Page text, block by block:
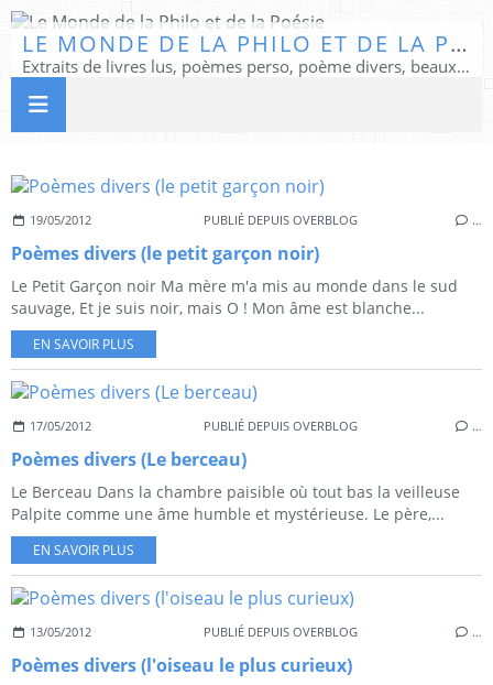
LE MONDE DE LA PHILO ET DE LA POÉSIE
Extraits de livres lus, poèmes perso, poème divers, beaux textes...
19/05/2012 PUBLIÉ DEPUIS OVERBLOG …
Poèmes divers (le petit garçon noir)
Le Petit Garçon noir Ma mère m'a mis au monde dans le sud
sauvage, Et je suis noir, mais O ! Mon âme est blanche...
EN SAVOIR PLUS
17/05/2012 PUBLIÉ DEPUIS OVERBLOG …
Poèmes divers (Le berceau)
Le Berceau Dans la chambre paisible où tout bas la veilleuse
Palpite comme une âme humble et mystérieuse. Le père,...
EN SAVOIR PLUS
13/05/2012 PUBLIÉ DEPUIS OVERBLOG …
Poèmes divers (l'oiseau le plus curieux)